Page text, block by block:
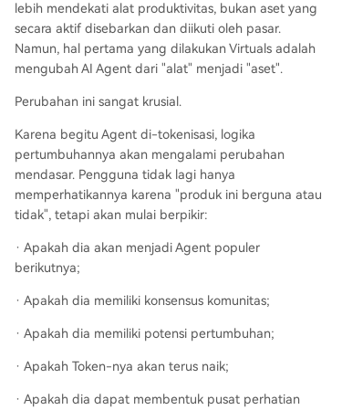
lebih mendekati alat produktivitas, bukan aset yang
secara aktif disebarkan dan diikuti oleh pasar.
Namun, hal pertama yang dilakukan Virtuals adalah
mengubah AI Agent dari "alat" menjadi "aset".
Perubahan ini sangat krusial.
Karena begitu Agent di-tokenisasi, logika
pertumbuhannya akan mengalami perubahan
mendasar. Pengguna tidak lagi hanya
memperhatikannya karena "produk ini berguna atau
tidak", tetapi akan mulai berpikir:
· Apakah dia akan menjadi Agent populer
berikutnya;
· Apakah dia memiliki konsensus komunitas;
· Apakah dia memiliki potensi pertumbuhan;
· Apakah Token-nya akan terus naik;
· Apakah dia dapat membentuk pusat perhatian